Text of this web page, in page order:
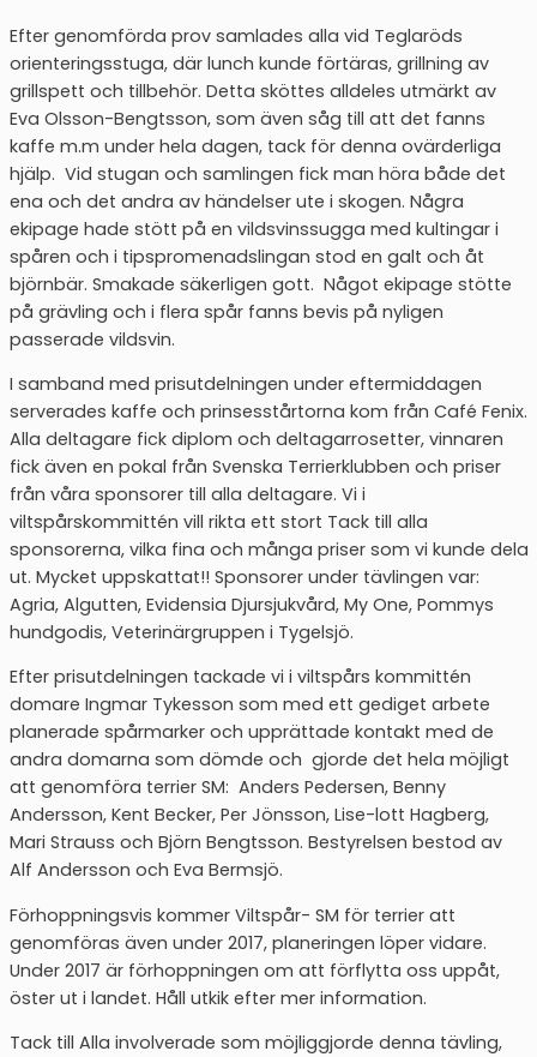
Efter genomförda prov samlades alla vid Teglaröds
orienteringsstuga, där lunch kunde förtäras, grillning av
grillspett och tillbehör. Detta sköttes alldeles utmärkt av
Eva Olsson-Bengtsson, som även såg till att det fanns
kaffe m.m under hela dagen, tack för denna ovärderliga
hjälp. Vid stugan och samlingen fick man höra både det
ena och det andra av händelser ute i skogen. Några
ekipage hade stött på en vildsvinssugga med kultingar i
spåren och i tipspromenadslingan stod en galt och åt
björnbär. Smakade säkerligen gott. Något ekipage stötte
på grävling och i flera spår fanns bevis på nyligen
passerade vildsvin.
I samband med prisutdelningen under eftermiddagen
serverades kaffe och prinsesstårtorna kom från Café Fenix.
Alla deltagare fick diplom och deltagarrosetter, vinnaren
fick även en pokal från Svenska Terrierklubben och priser
från våra sponsorer till alla deltagare. Vi i
viltspårskommittén vill rikta ett stort Tack till alla
sponsorerna, vilka fina och många priser som vi kunde dela
ut. Mycket uppskattat!! Sponsorer under tävlingen var:
Agria, Algutten, Evidensia Djursjukvård, My One, Pommys
hundgodis, Veterinärgruppen i Tygelsjö.
Efter prisutdelningen tackade vi i viltspårs kommittén
domare Ingmar Tykesson som med ett gediget arbete
planerade spårmarker och upprättade kontakt med de
andra domarna som dömde och gjorde det hela möjligt
att genomföra terrier SM: Anders Pedersen, Benny
Andersson, Kent Becker, Per Jönsson, Lise-lott Hagberg,
Mari Strauss och Björn Bengtsson. Bestyrelsen bestod av
Alf Andersson och Eva Bermsjö.
Förhoppningsvis kommer Viltspår- SM för terrier att
genomföras även under 2017, planeringen löper vidare.
Under 2017 är förhoppningen om att förflytta oss uppåt,
öster ut i landet. Håll utkik efter mer information.
Tack till Alla involverade som möjliggjorde denna tävling,